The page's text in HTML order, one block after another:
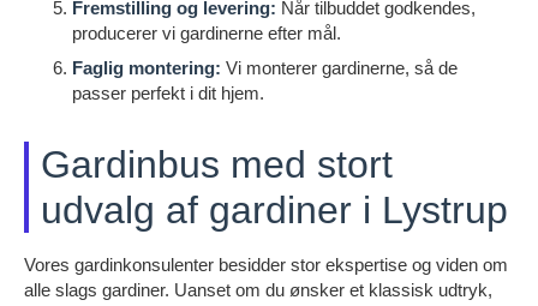
Fremstilling og levering: Når tilbuddet godkendes,
producerer vi gardinerne efter mål.
Faglig montering: Vi monterer gardinerne, så de
passer perfekt i dit hjem.
Gardinbus med stort
udvalg af gardiner i Lystrup
Vores gardinkonsulenter besidder stor ekspertise og viden om
alle slags gardiner. Uanset om du ønsker et klassisk udtryk,